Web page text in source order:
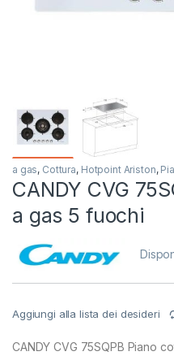
a gas, Cottura, Hotpoint Ariston,
CANDY CVG
a gas 5 fuochi
Aggiungi alla lista dei desideri
CANDY CVG 75SQPB Piano